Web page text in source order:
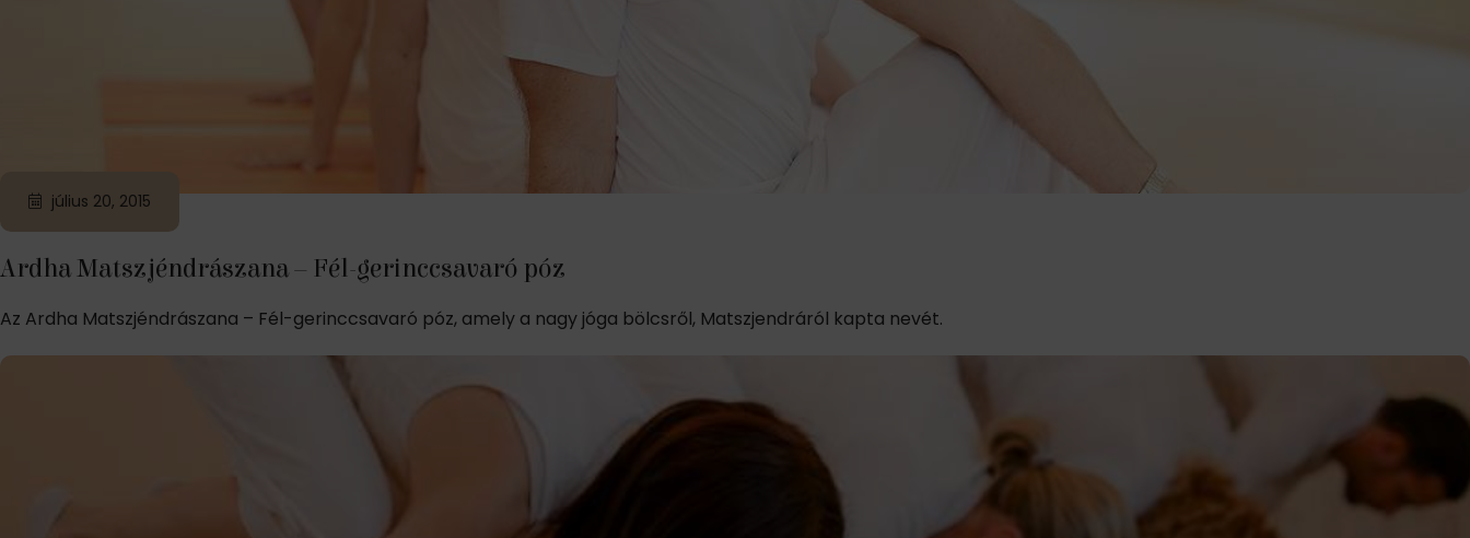
július 20, 2015
Ardha Matszjéndrászana – Fél-gerinccsavaró póz
Az Ardha Matszjéndrászana – Fél-gerinccsavaró póz, amely a nagy jóga bölcsről, Matszjendráról kapta nevét.